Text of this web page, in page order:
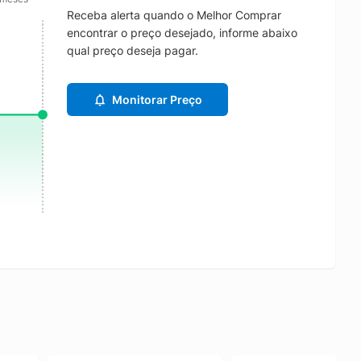
Receba alerta quando o Melhor Comprar
encontrar o preço desejado, informe abaixo
qual preço deseja pagar.
Monitorar Preço